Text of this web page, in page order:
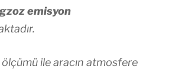
emisyon
ile aracın atmosfere